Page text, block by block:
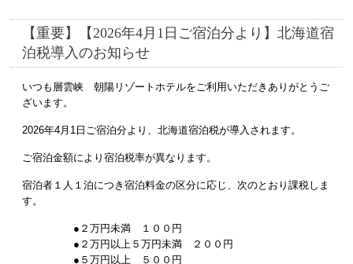
【重要】【2026年4月1日ご宿泊分より】北海道宿
泊税導入のお知らせ
いつも層雲峡 朝陽リゾートホテルをご利用いただきありがとうご
ざいます。
2026年4月1日ご宿泊分より、北海道宿泊税が導入されます。
ご宿泊金額により宿泊税率が異なります。
宿泊者１人１泊につき宿泊料金の区分に応じ、次のとおり課税しま
す。
●２万円未満 １００円
●２万円以上５万円未満 ２００円
●５万円以上 ５００円